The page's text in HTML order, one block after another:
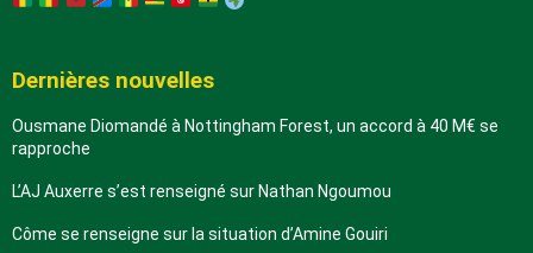
Dernières nouvelles
Ousmane Diomandé à Nottingham Forest, un accord à 40 M€ se
rapproche
L’AJ Auxerre s’est renseigné sur Nathan Ngoumou
Côme se renseigne sur la situation d’Amine Gouiri